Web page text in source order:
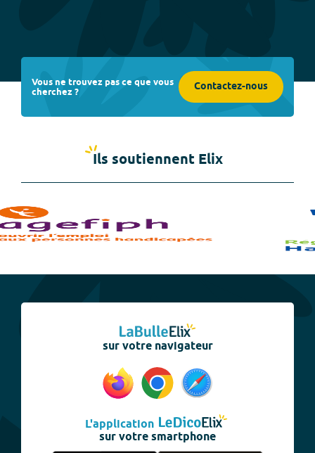
Vous ne trouvez pas ce que vous
cherchez ? Contactez-nous
Ils soutiennent Elix
sur votre navigateur
L'application
sur votre smartphone